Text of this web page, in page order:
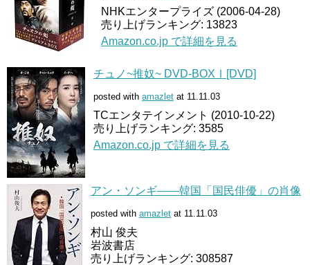
NHKエンタープライズ (2006-04-28)
売り上げランキング: 13823
Amazon.co.jp で詳細を見る
チュノ~推奴~ DVD-BOXⅠ[DVD]
posted with amazlet at 11.11.03
TCエンタテインメント (2010-10-22)
売り上げランキング: 3585
Amazon.co.jp で詳細を見る
アン・ソンギ――韓国「国民俳優」の肖像
posted with amazlet at 11.11.03
村山 俊夫
岩波書店
売り上げランキング: 308587